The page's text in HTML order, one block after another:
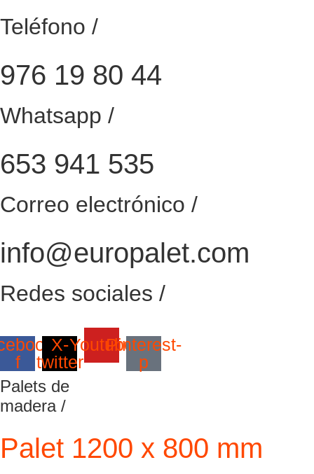
Teléfono /
976 19 80 44
Whatsapp /
653 941 535
Correo electrónico /
info@europalet.com
Redes sociales /
f
X-
twitter
YoutubePinterest-
p
Palets de
madera /
Palet 1200 x 800 mm